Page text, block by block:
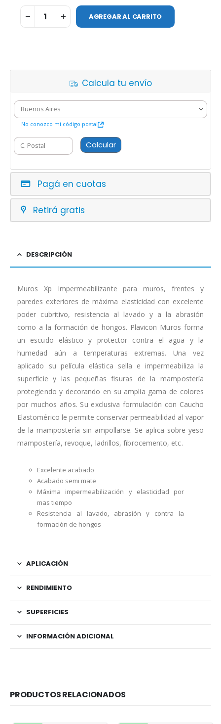
AGREGAR AL CARRITO
Calcula tu envío
No conozco mi código postal
Calcular
Pagá en cuotas
Retirá gratis
DESCRIPCIÓN
Muros Xp Impermeabilizante para muros, frentes y
paredes exteriores de máxima elasticidad con excelente
poder cubritivo, resistencia al lavado y a la abrasión
como a la formación de hongos. Plavicon Muros forma
un escudo elástico y protector contra el agua y la
humedad aún a temperaturas extremas. Una vez
aplicado su película elástica sella e impermeabiliza la
superficie y las pequeñas fisuras de la mampostería
protegiendo y decorando en su amplia gama de colores
por muchos años. Su exclusiva formulación con Caucho
Elastomérico le permite conservar permeabilidad al vapor
de la mampostería sin ampollarse. Se aplica sobre yeso
mampostería, revoque, ladrillos, fibrocemento, etc.
Excelente acabado
Acabado semi mate
Máxima impermeabilización y elasticidad por
mas tiempo
Resistencia al lavado, abrasión y contra la
formación de hongos
APLICACIÓN
RENDIMIENTO
SUPERFICIES
INFORMACIÓN ADICIONAL
PRODUCTOS RELACIONADOS